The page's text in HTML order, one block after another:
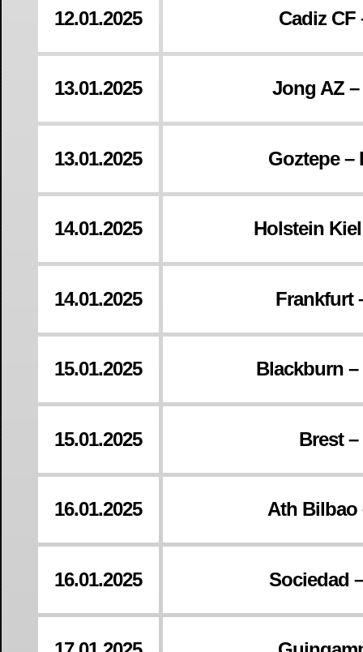
12.01.2025 Cadiz CF
13.01.2025 Jong AZ
13.01.2025 Goztepe –
14.01.2025 Holstein
14.01.2025 Frankfurt
15.01.2025 Blackburn
15.01.2025 Brest
16.01.2025 Ath Bilbao
16.01.2025 Sociedad